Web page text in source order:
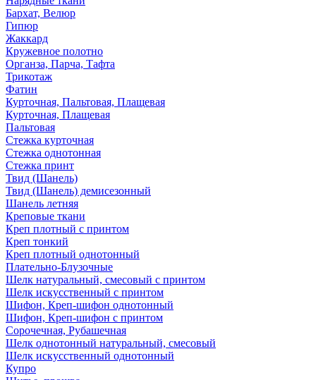
Бархат, Велюр
Гипюр
Жаккард
Кружевное полотно
Органза, Парча, Тафта
Трикотаж
Фатин
Курточная, Пальтовая, Плащевая
Курточная, Плащевая
Пальтовая
Стежка курточная
Стежка однотонная
Стежка принт
Твид (Шанель)
Твид (Шанель) демисезонный
Шанель летняя
Креповые ткани
Креп плотный с принтом
Креп тонкий
Креп плотный однотонный
Плательно-Блузочные
Шелк натуральный, смесовый с принтом
Шелк искусственный с принтом
Шифон, Креп-шифон однотонный
Шифон, Креп-шифон с принтом
Сорочечная, Рубашечная
Шелк однотонный натуральный, смесовый
Шелк искусственный однотонный
Купро